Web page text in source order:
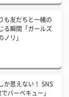
も友だちと一緒の
る瞬間「ガールズ
ノリ」
か思えない！ SNS
バーベキュー」